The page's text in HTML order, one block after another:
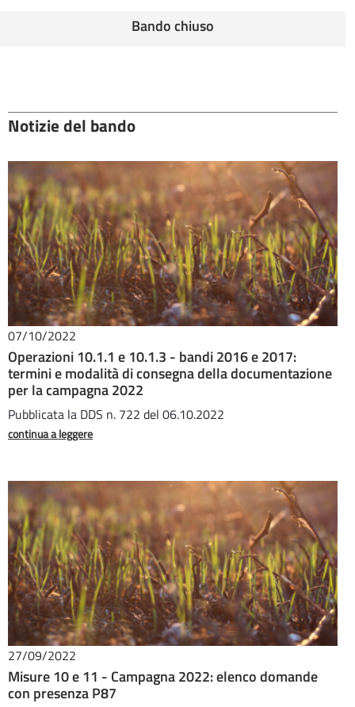
Bando chiuso
Notizie del bando
07/10/2022
Operazioni 10.1.1 e 10.1.3 - bandi 2016 e 2017:
termini e modalità di consegna della documentazione
per la campagna 2022
Pubblicata la DDS n. 722 del 06.10.2022
continua a leggere
27/09/2022
Misure 10 e 11 - Campagna 2022: elenco domande
con presenza P87